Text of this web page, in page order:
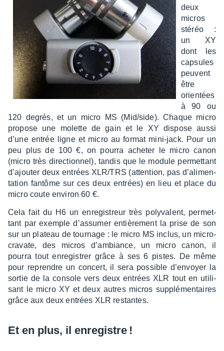
deux
micros
stéréo :
un XY
dont les
capsules
peuvent
être
orien­tées
à 90 ou
120 degrés, et un micro MS (Mid/side). Chaque micro
propose une molette de gain et le XY dispose aussi
d’une entrée ligne et micro au format mini-jack. Pour un
peu plus de 100 €, on pourra ache­ter le micro canon
(micro très direc­tion­nel), tandis que le module permet­tant
d’ajou­ter deux entrées XLR/TRS (atten­tion, pas d’ali­men­
ta­tion fantôme sur ces deux entrées) en lieu et place du
micro coute envi­ron 60 €.
Cela fait du H6 un enre­gis­treur très poly­va­lent, permet­
tant par exemple d’as­su­mer entiè­re­ment la prise de son
sur un plateau de tour­nage : le micro MS inclus, un micro-
cravate, des micros d’am­biance, un micro canon, il
pourra tout enre­gis­trer grâce à ses 6 pistes. De même
pour reprendre un concert, il sera possible d’en­voyer la
sortie de la console vers deux entrées XLR tout en utili­
sant le micro XY et deux autres micros supplé­men­taires
grâce aux deux entrées XLR restantes.
Et en plus, il enre­gistre !